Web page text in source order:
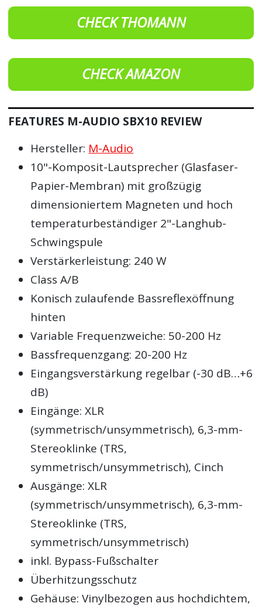
CHECK THOMANN
CHECK AMAZON
FEATURES M-AUDIO SBX10 REVIEW
Hersteller: M-Audio
10"-Komposit-Lautsprecher (Glasfaser-
Papier-Membran) mit großzügig
dimensioniertem Magneten und hoch
temperaturbeständiger 2"-Langhub-
Schwingspule
Verstärkerleistung: 240 W
Class A/B
Konisch zulaufende Bassreflexöffnung
hinten
Variable Frequenzweiche: 50-200 Hz
Bassfrequenzgang: 20-200 Hz
Eingangsverstärkung regelbar (-30 dB…+6
dB)
Eingänge: XLR
(symmetrisch/unsymmetrisch), 6,3-mm-
Stereoklinke (TRS,
symmetrisch/unsymmetrisch), Cinch
Ausgänge: XLR
(symmetrisch/unsymmetrisch), 6,3-mm-
Stereoklinke (TRS,
symmetrisch/unsymmetrisch)
inkl. Bypass-Fußschalter
Überhitzungsschutz
Gehäuse: Vinylbezogen aus hochdichtem,